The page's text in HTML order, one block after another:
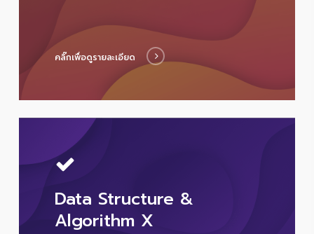
คลิ๊กเพื่อดูรายละเอียด
Data Structure &
Algorithm X